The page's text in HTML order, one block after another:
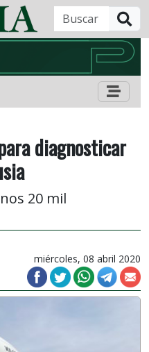
diagnosticar
20 mil
miércoles, 08 abril 2020